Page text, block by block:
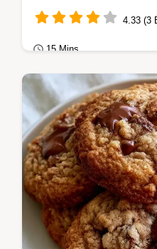
4.33 (3
15 Mins
Mousses & crèmes
Cette Crème dessert
est onctueuse grâce
notre checklist des
un…